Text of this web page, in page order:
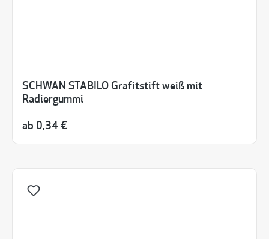
SCHWAN STABILO Grafitstift weiß mit
Radiergummi
ab 0,34 €